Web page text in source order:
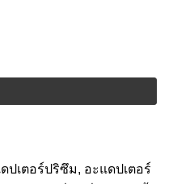
ปเตอร์ปริซึม, อะแดปเตอร์